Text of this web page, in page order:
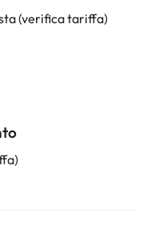
(verifica tariffa)